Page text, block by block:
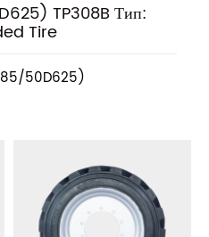
TP308B Тип:
Tire
50D625)